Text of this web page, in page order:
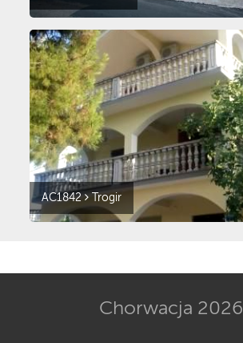
AC1842 Trogir
Chorwacja 2026